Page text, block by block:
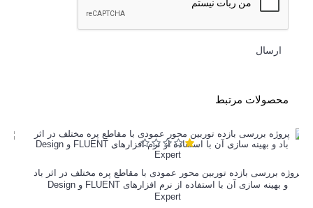
ارسال
محصولات مرتبط
پروژه بررسی بازده توربین محور عمودی با مقاطع پره مختلف در اثر باد
و بهینه سازی آن با استفاده از نرم افزارهای FLUENT و Design
Expert